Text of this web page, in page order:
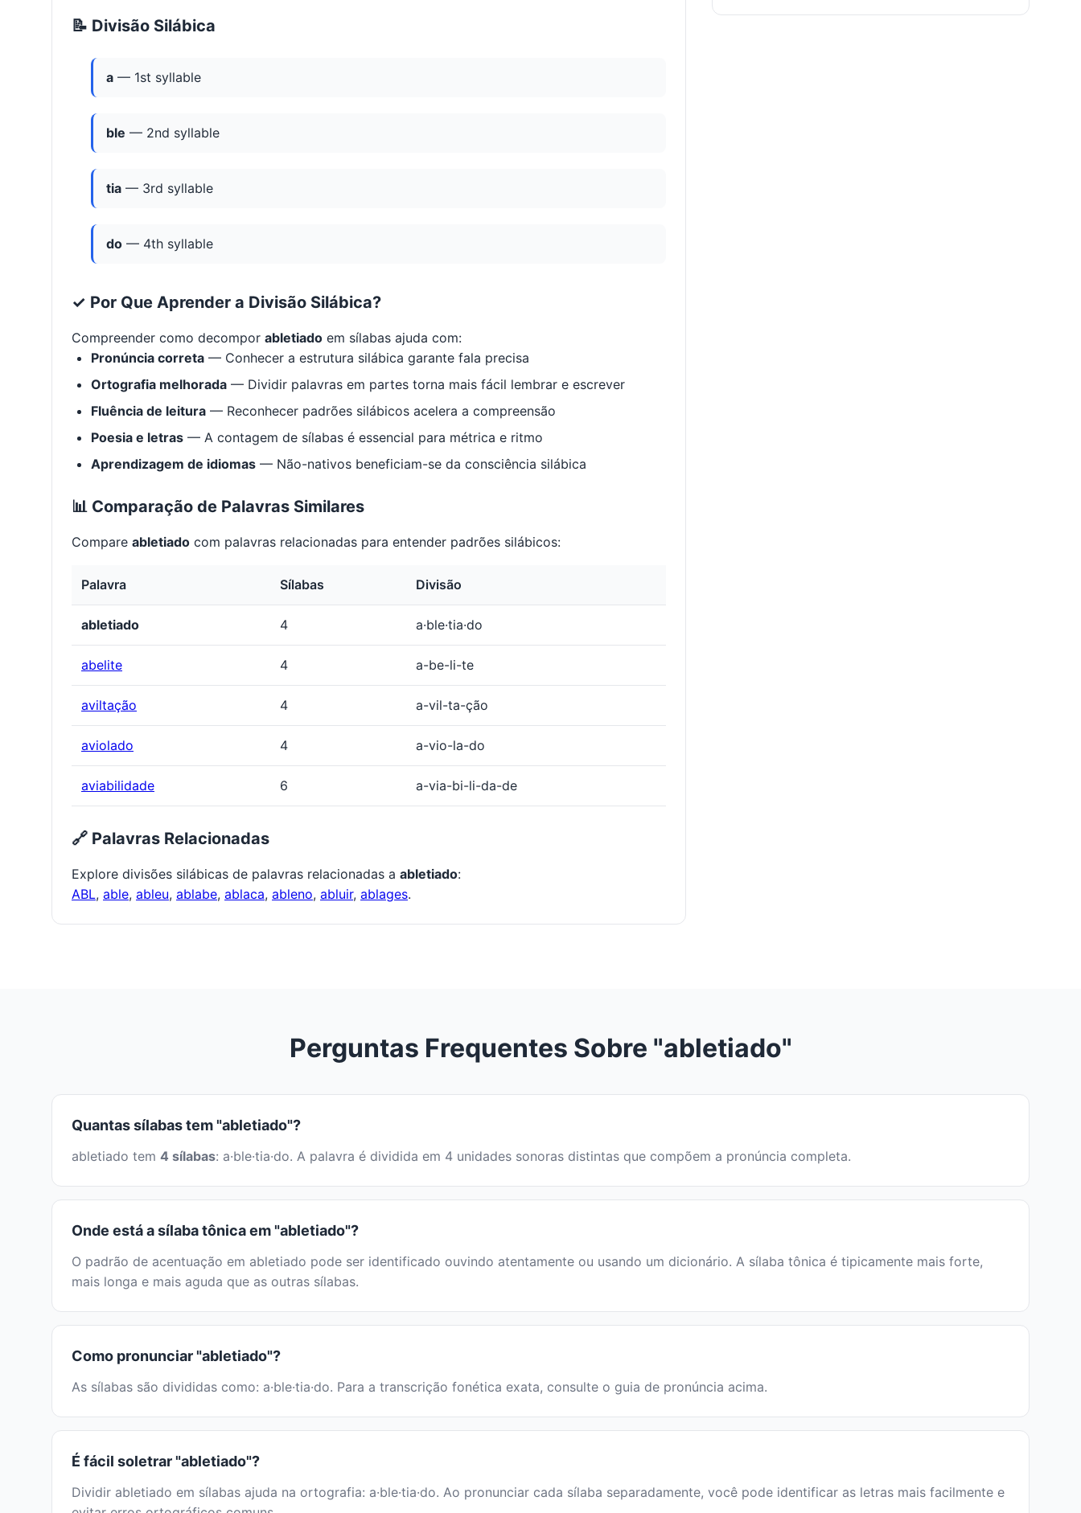
📝 Divisão Silábica
a — 1st syllable
ble — 2nd syllable
tia — 3rd syllable
do — 4th syllable
✓ Por Que Aprender a Divisão Silábica?
Compreender como decompor abletiado em sílabas ajuda com:
Pronúncia correta — Conhecer a estrutura silábica garante fala precisa
Ortografia melhorada — Dividir palavras em partes torna mais fácil lembrar e escrever
Fluência de leitura — Reconhecer padrões silábicos acelera a compreensão
Poesia e letras — A contagem de sílabas é essencial para métrica e ritmo
Aprendizagem de idiomas — Não-nativos beneficiam-se da consciência silábica
📊 Comparação de Palavras Similares
Compare abletiado com palavras relacionadas para entender padrões silábicos:
Palavra Sílabas Divisão
abletiado 4 a·ble·tia·do
abelite 4 a-be-li-te
aviltação 4 a-vil-ta-ção
aviolado 4 a-vio-la-do
aviabilidade 6 a-via-bi-li-da-de
🔗 Palavras Relacionadas
Explore divisões silábicas de palavras relacionadas a abletiado:
ABL, able, ableu, ablabe, ablaca, ableno, abluir, ablages.
Perguntas Frequentes Sobre "abletiado"
Quantas sílabas tem "abletiado"?
abletiado tem 4 sílabas: a·ble·tia·do. A palavra é dividida em 4 unidades sonoras distintas que compõem a pronúncia completa.
Onde está a sílaba tônica em "abletiado"?
O padrão de acentuação em abletiado pode ser identificado ouvindo atentamente ou usando um dicionário. A sílaba tônica é tipicamente mais forte,
mais longa e mais aguda que as outras sílabas.
Como pronunciar "abletiado"?
As sílabas são divididas como: a·ble·tia·do. Para a transcrição fonética exata, consulte o guia de pronúncia acima.
É fácil soletrar "abletiado"?
Dividir abletiado em sílabas ajuda na ortografia: a·ble·tia·do. Ao pronunciar cada sílaba separadamente, você pode identificar as letras mais facilmente e